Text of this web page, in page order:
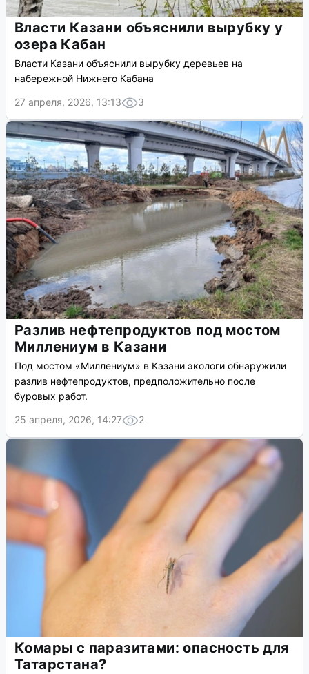
Власти Казани объяснили вырубку у
озера Кабан
Власти Казани объяснили вырубку деревьев на
набережной Нижнего Кабана
27 апреля, 2026, 13:13
3
Разлив нефтепродуктов под мостом
Миллениум в Казани
Под мостом «Миллениум» в Казани экологи обнаружили
разлив нефтепродуктов, предположительно после
буровых работ.
25 апреля, 2026, 14:27
2
Комары с паразитами: опасность для
Татарстана?